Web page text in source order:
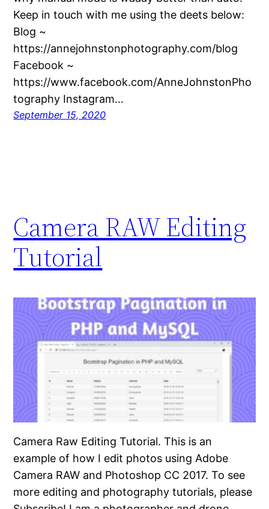
Keep in touch with me using the deets below:
Blog ~
https://annejohnstonphotography.com/blog
Facebook ~
https://www.facebook.com/AnneJohnstonPho
tography Instagram…
September 15, 2020
Camera RAW Editing
Tutorial
Camera Raw Editing Tutorial. This is an
example of how I edit photos using Adobe
Camera RAW and Photoshop CC 2017. To see
more editing and photography tutorials, please